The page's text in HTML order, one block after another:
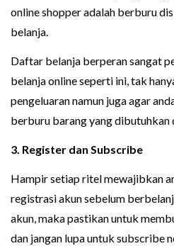
online shopper adalah berburu
belanja.
Daftar belanja berperan sangat
belanja online seperti ini, tak
pengeluaran namun juga agar
berburu barang yang dibutuhkan
3. Register dan Subscribe
Hampir setiap ritel mewajibkan
registrasi akun sebelum
akun, maka pastikan untuk
dan jangan lupa untuk subscribe